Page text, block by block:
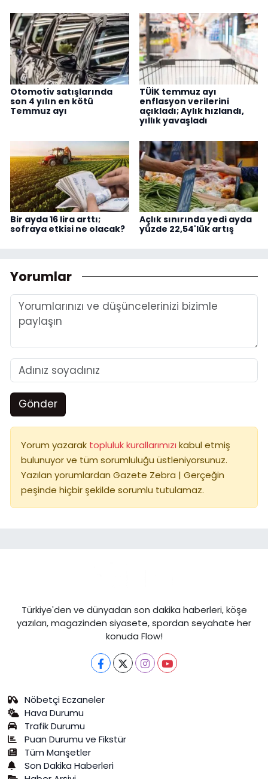
Otomotiv satışlarında
son 4 yılın en kötü
Temmuz ayı
TÜİK temmuz ayı
enflasyon verilerini
açıkladı; Aylık hızlandı,
yıllık yavaşladı
Bir ayda 16 lira arttı;
sofraya etkisi ne olacak?
Açlık sınırında yedi ayda
yüzde 22,54'lük artış
Yorumlar
Gönder
Yorum yazarak topluluk kurallarımızı kabul etmiş
bulunuyor ve tüm sorumluluğu üstleniyorsunuz.
Yazılan yorumlardan Gazete Zebra | Gerçeğin
peşinde hiçbir şekilde sorumlu tutulamaz.
Türkiye'den ve dünyadan son dakika haberleri, köşe
yazıları, magazinden siyasete, spordan seyahate her
konuda Flow!
Nöbetçi Eczaneler
Hava Durumu
Trafik Durumu
Puan Durumu ve Fikstür
Tüm Manşetler
Son Dakika Haberleri